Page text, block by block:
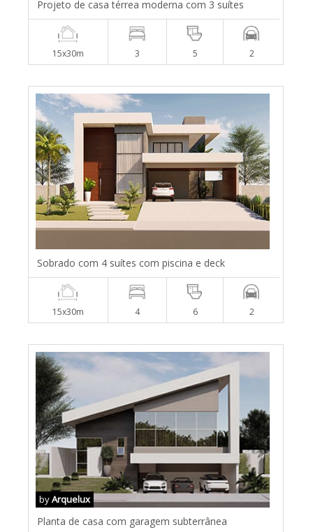
Projeto de casa térrea moderna com 3 suítes
15x30m 3 5 2
Sobrado com 4 suítes com piscina e deck
15x30m 4 6 2
byArquelux
Planta de casa com garagem subterrânea